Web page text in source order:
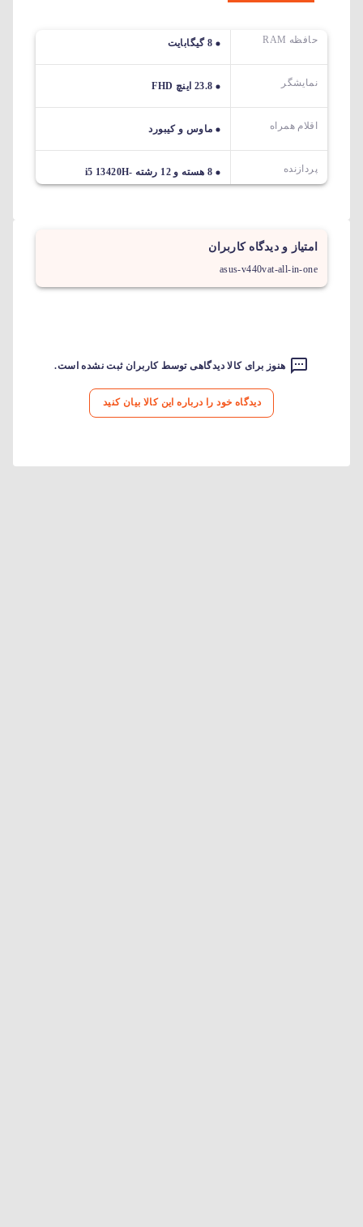
حافظه RAM 8 گیگابایت
نمایشگر 23.8 اینچ FHD
اقلام همراه ماوس و کیبورد
پردازنده 8 هسته و 12 رشته -i5 13420H
امتیاز و دیدگاه کاربران
asus-v440vat-all-in-one
هنوز برای کالا دیدگاهی توسط کاربران ثبت نشده است.
دیدگاه خود را درباره این کالا بیان کنید